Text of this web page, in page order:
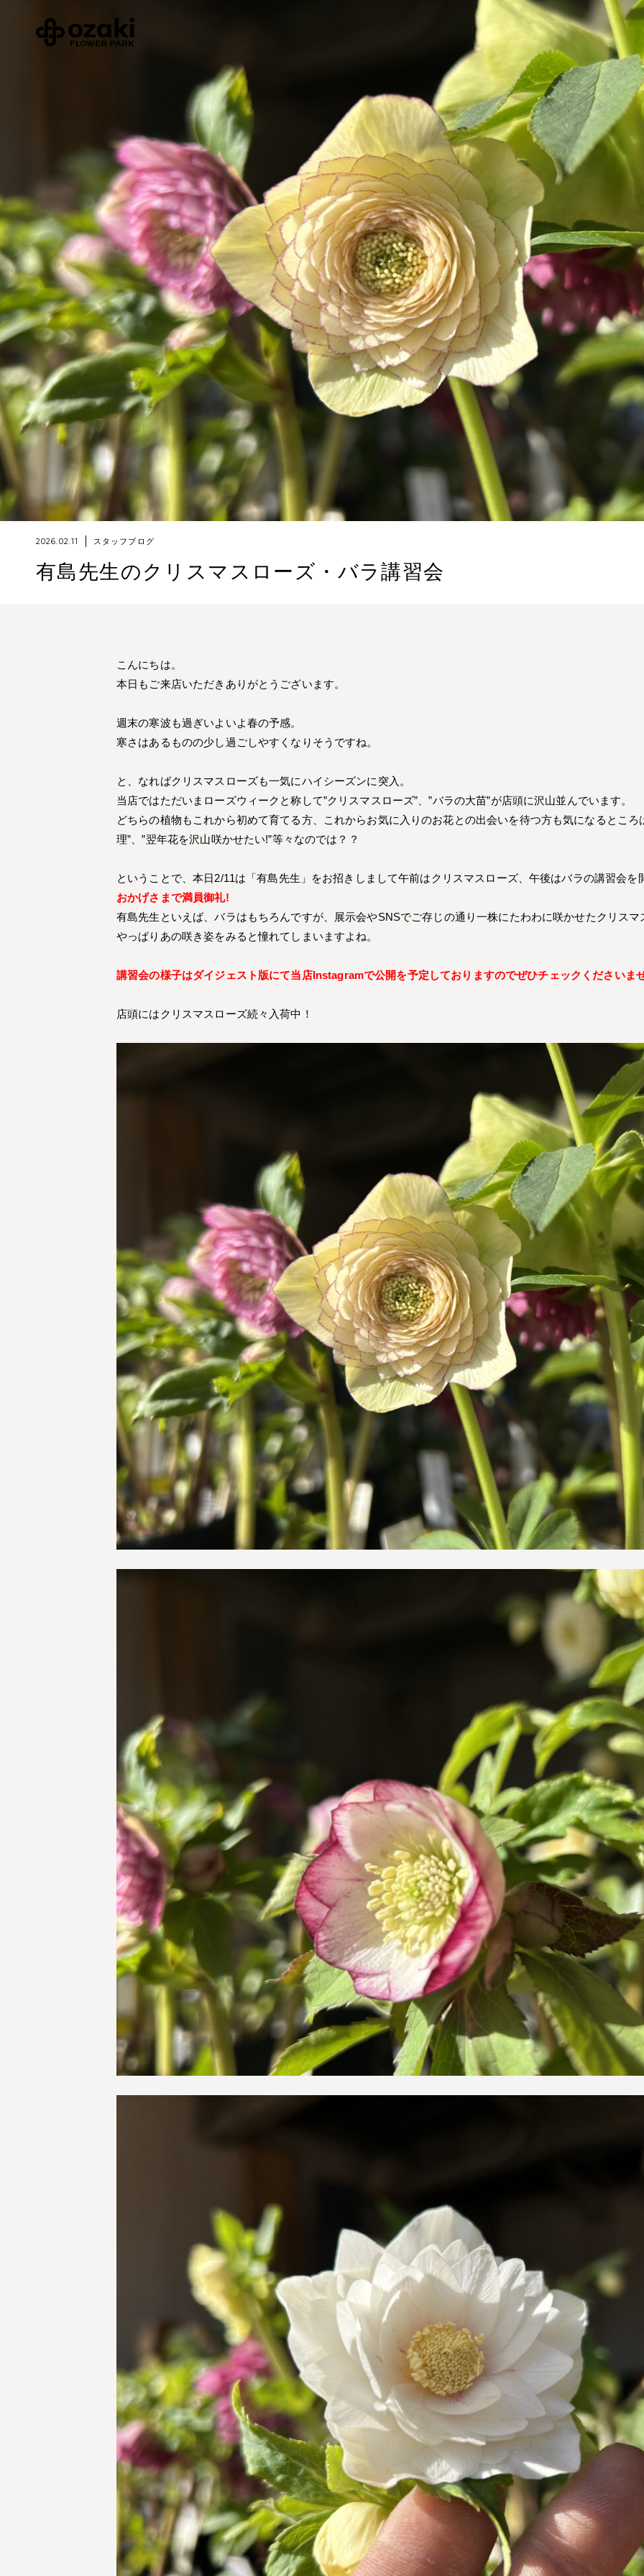
2026.02.11 スタッフブログ
有島先生のクリスマスローズ・バラ講習会
こんにちは。
本日もご来店いただきありがとうございます。
週末の寒波も過ぎいよいよ春の予感。
寒さはあるものの少し過ごしやすくなりそうですね。
と、なればクリスマスローズも一気にハイシーズンに突入。
当店ではただいまローズウィークと称して”クリスマスローズ”、”バラの大苗”が店頭に沢山並んでいます。
どちらの植物もこれから初めて育てる方、これからお気に入りのお花との出会いを待つ方も気になるところ
理”、”翌年花を沢山咲かせたい!”等々なのでは？？
ということで、本日2/11は「有島先生」をお招きしまして午前はクリスマスローズ、午後はバラの講習会を
おかげさまで満員御礼!
有島先生といえば、バラはもちろんですが、展示会やSNSでご存じの通り一株にたわわに咲かせたクリスマ
やっぱりあの咲き姿をみると憧れてしまいますよね。
講習会の様子はダイジェスト版にて当店Instagramで公開を予定しておりますのでぜひチェックくださいま
店頭にはクリスマスローズ続々入荷中！